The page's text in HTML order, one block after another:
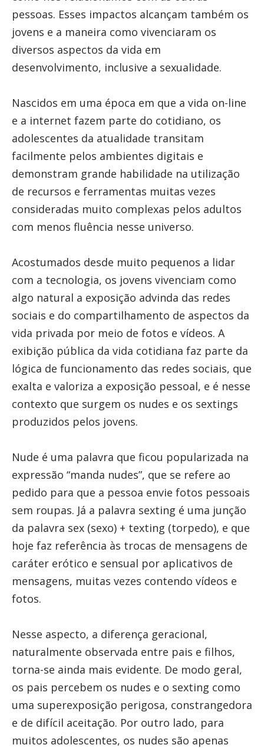
pessoas. Esses impactos alcançam também os
jovens e a maneira como vivenciaram os
diversos aspectos da vida em
desenvolvimento, inclusive a sexualidade.
Nascidos em uma época em que a vida on-line
e a internet fazem parte do cotidiano, os
adolescentes da atualidade transitam
facilmente pelos ambientes digitais e
demonstram grande habilidade na utilização
de recursos e ferramentas muitas vezes
consideradas muito complexas pelos adultos
com menos fluência nesse universo.
Acostumados desde muito pequenos a lidar
com a tecnologia, os jovens vivenciam como
algo natural a exposição advinda das redes
sociais e do compartilhamento de aspectos da
vida privada por meio de fotos e vídeos. A
exibição pública da vida cotidiana faz parte da
lógica de funcionamento das redes sociais, que
exalta e valoriza a exposição pessoal, e é nesse
contexto que surgem os nudes e os sextings
produzidos pelos jovens.
Nude é uma palavra que ficou popularizada na
expressão “manda nudes”, que se refere ao
pedido para que a pessoa envie fotos pessoais
sem roupas. Já a palavra sexting é uma junção
da palavra sex (sexo) + texting (torpedo), e que
hoje faz referência às trocas de mensagens de
caráter erótico e sensual por aplicativos de
mensagens, muitas vezes contendo vídeos e
fotos.
Nesse aspecto, a diferença geracional,
naturalmente observada entre pais e filhos,
torna-se ainda mais evidente. De modo geral,
os pais percebem os nudes e o sexting como
uma superexposição perigosa, constrangedora
e de difícil aceitação. Por outro lado, para
muitos adolescentes, os nudes são apenas